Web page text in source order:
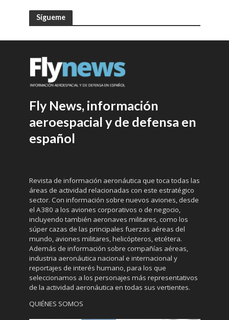
Sígueme
Fly News, información
aeroespacial y de defensa en
español
Revista de información aeronáutica que toca todas las
áreas de actividad relacionadas con este estratégico
sector. Con información sobre nuevos aviones, desde
el A380 a los aviones corporativos o de negocio,
incluyendo también aeronaves militares, como los
súper cazas de las principales fuerzas aéreas del
mundo, aviones militares, helicópteros, etcétera.
Además de información sobre compañías aéreas,
industria aeronáutica nacional e internacional y
reportajes de interés humano, para los que
seleccionamos a los personajes más representativos
de la actividad aeronáutica en todas sus vertientes.
QUIÉNES SOMOS